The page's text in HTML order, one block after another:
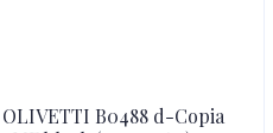
B0488 d-Copia